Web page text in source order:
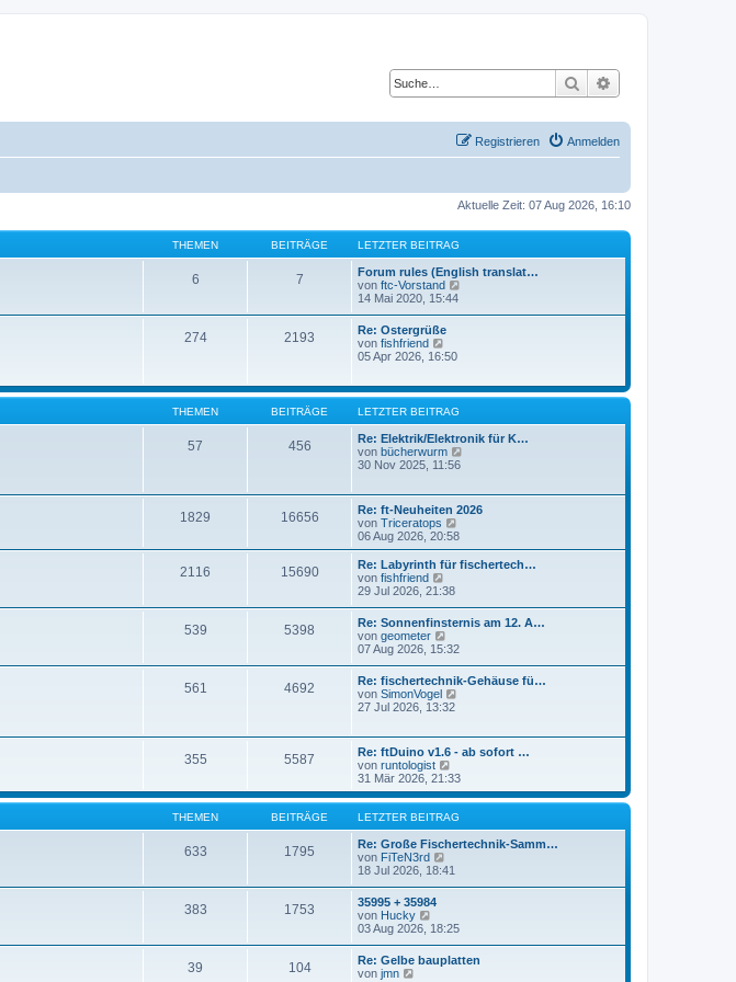
Suche
Anmelden
Registrieren
Aktuelle Zeit: 07 Aug 2026, 16:10
THEMEN BEITRÄGE LETZTER BEITRAG
6 7
Forum rules (English translat…
von ftc-Vorstand
B
e
t
r
a
14 Mai 2020, 15:44
274 2193
Re: Ostergrüße
von fishfriend
e
s
t
r
B
e
i
r
a
g
05 Apr 2026, 16:50
THEMEN BEITRÄGE LETZTER BEITRAG
57 456
Re: Elektrik/Elektronik für K…
von bücherwurm
s
t
B
e
r
a
30 Nov 2025, 11:56
1829 16656
Re: ft-Neuheiten 2026
von Triceratops
e
u
e
r
B
i
t
r
06 Aug 2026, 20:58
2116 15690
Re: Labyrinth für fischertech…
von fishfriend
e
s
t
e
r
B
e
i
r
a
g
29 Jul 2026, 21:38
539 5398
Re: Sonnenfinsternis am 12. A…
von geometer
e
e
s
t
e
B
e
i
t
r
a
g
07 Aug 2026, 15:32
561 4692
Re: fischertechnik-Gehäuse fü…
von SimonVogel
e
r
B
i
r
27 Jul 2026, 13:32
355 5587
Re: ftDuino v1.6 - ab sofort …
von runtologist
e
u
e
s
t
e
B
r
a
g
31 Mär 2026, 21:33
THEMEN BEITRÄGE LETZTER BEITRAG
633 1795
Re: Große Fischertechnik-Samm…
von FiTeN3rd
e
t
e
r
B
18 Jul 2026, 18:41
383 1753
35995 + 35984
von Hucky
e
s
03 Aug 2026, 18:25
39 104
Re: Gelbe bauplatten
von jmn